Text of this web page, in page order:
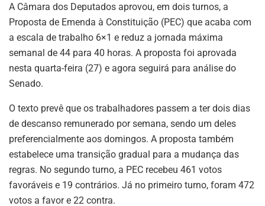
A Câmara dos Deputados aprovou, em dois turnos, a
Proposta de Emenda à Constituição (PEC) que acaba com
a escala de trabalho 6×1 e reduz a jornada máxima
semanal de 44 para 40 horas. A proposta foi aprovada
nesta quarta-feira (27) e agora seguirá para análise do
Senado.
O texto prevê que os trabalhadores passem a ter dois dias
de descanso remunerado por semana, sendo um deles
preferencialmente aos domingos. A proposta também
estabelece uma transição gradual para a mudança das
regras. No segundo turno, a PEC recebeu 461 votos
favoráveis e 19 contrários. Já no primeiro turno, foram 472
votos a favor e 22 contra.